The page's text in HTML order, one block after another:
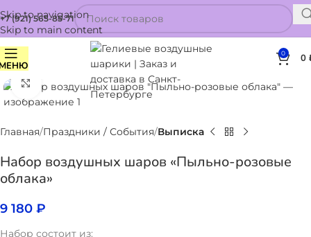
Skip to navigation
Skip to main content
+7 (921) 565-85-71
0 0
Нажмите, чтобы увеличить
Главная Праздники / События Выписка
Набор воздушных шаров «Пыльно-розовые
облака»
9 180 ₽
Набор состоит из: